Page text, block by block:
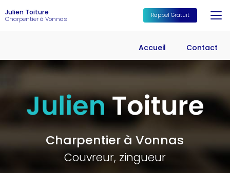
au
contenu
Accueil
Contact
Julien Toiture
Charpentier à Vonnas Rappel Gratuit
Charpentier à Vonnas
Couvreur, zingueur